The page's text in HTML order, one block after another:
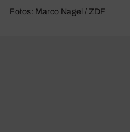
Fotos: Marco Nagel / ZDF